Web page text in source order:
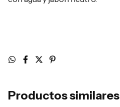
Productos similares